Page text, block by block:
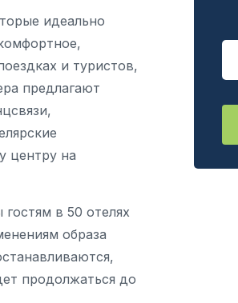
идеально
и туристов,
предлагают
центру на
в 50 отелях
образа
продолжаться до